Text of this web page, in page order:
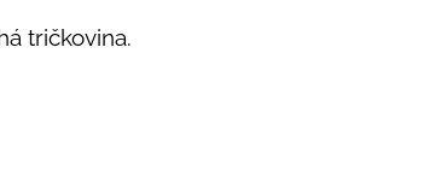
tričkovina.